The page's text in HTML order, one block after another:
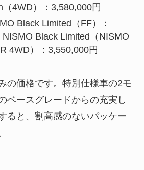
（4WD）：3,580,000円
Black Limited（FF）：
Black Limited（NISMO
4WD）：3,550,000円
の価格です。特別仕様車の2モ
ベースグレードからの充実し
ると、割高感のないパッケー